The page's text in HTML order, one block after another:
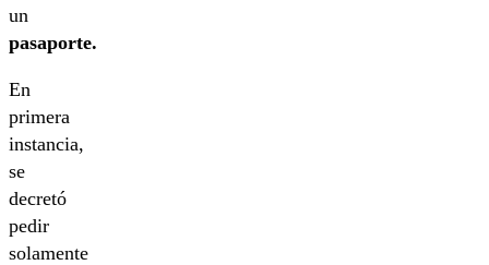
un
pasaporte.
En
primera
instancia,
se
decretó
pedir
solamente